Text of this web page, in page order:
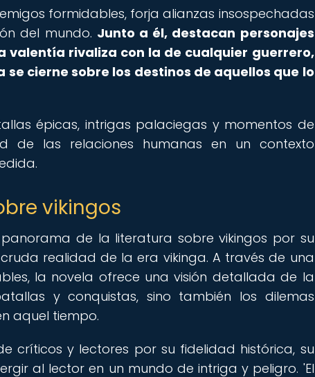
formidables, forja alianzas insospechadas
del mundo. Junto a él, destacan personajes
valentía rivaliza con la de cualquier guerrero,
cierne sobre los destinos de aquellos que lo
épicas, intrigas palaciegas y momentos de
de las relaciones humanas en un contexto
vikingos
de la literatura sobre vikingos por su
realidad de la era vikinga. A través de una
la novela ofrece una visión detallada de la
y conquistas, sino también los dilemas
aquel tiempo.
críticos y lectores por su fidelidad histórica, su
al lector en un mundo de intriga y peligro. 'El